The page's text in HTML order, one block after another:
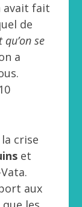
avait fait
de
se
a
crise
et
aux